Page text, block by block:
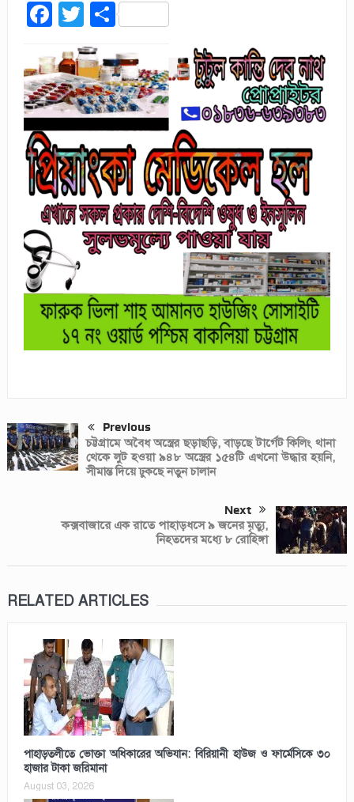
Facebook
Twitter
Share
Previous
চট্টগ্রামে অবৈধ অস্ত্রের ছড়াছড়ি, বাড়ছে টার্গেট কিলিং থানা
থেকে লুট হওয়া ৯৪৮ অস্ত্রের ১৫৪টি এখনো উদ্ধার হয়নি,
সীমান্ত দিয়ে ঢুকছে নতুন চালান
Next
কক্সবাজারে এক রাতে পাহাড়ধসে ৯ জনের মৃত্যু,
নিহতদের মধ্যে ৮ রোহিঙ্গা
RELATED ARTICLES
পাহাড়তলীতে ভোক্তা অধিকারের অভিযান: বিরিয়ানী হাউজ ও ফার্মেসিকে ৩০
হাজার টাকা জরিমানা
August 03, 2026